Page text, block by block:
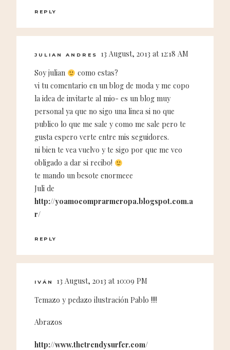
REPLY
JULIAN ANDRES
13 August, 2013 at 12:18 AM
Soy julian
como estas?
vi tu comentario en un blog de moda y me copo
la idea de invitarte al mio- es un blog muy
personal ya que no sigo una linea si no que
publico lo que me sale y como me sale pero te
gusta espero verte entre mis seguidores.
ni bien te vea vuelvo y te sigo por que me veo
obligado a dar si recibo!
te mando un besote enormeee
Juli de
http://yoamocomprarmeropa.blogspot.com.a
r/
REPLY
IVÁN
13 August, 2013 at 10:09 PM
Temazo y pedazo ilustración Pablo !!!!
Abrazos
http://www.thetrendysurfer.com/